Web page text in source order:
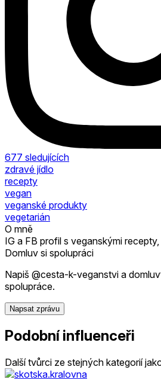
677 sledujících
zdravé jídlo
recepty
vegan
veganské produkty
vegetarián
O mně
IG a FB profil s veganskými
Domluv si spolupráci
Napiš @cesta-k-veganstvi a
spolupráce.
Napsat zprávu
Podobní influenceři
Další tvůrci ze stejných kategorií